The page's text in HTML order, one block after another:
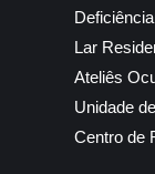
Lar
Ateliês
Unidade
Centro de